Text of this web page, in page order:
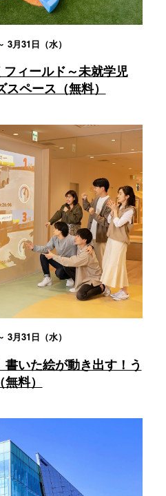
3月31日（水）
フィールド～未就学児
スペース（無料）
3月31日（水）
書いた絵が動き出す！う
料）